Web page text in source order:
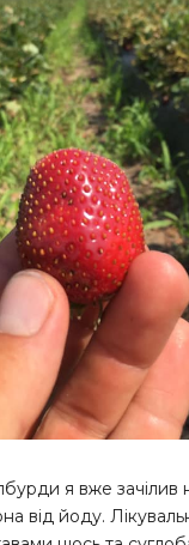
я вже зачілив
від йоду.